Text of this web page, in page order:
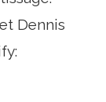
Dennis